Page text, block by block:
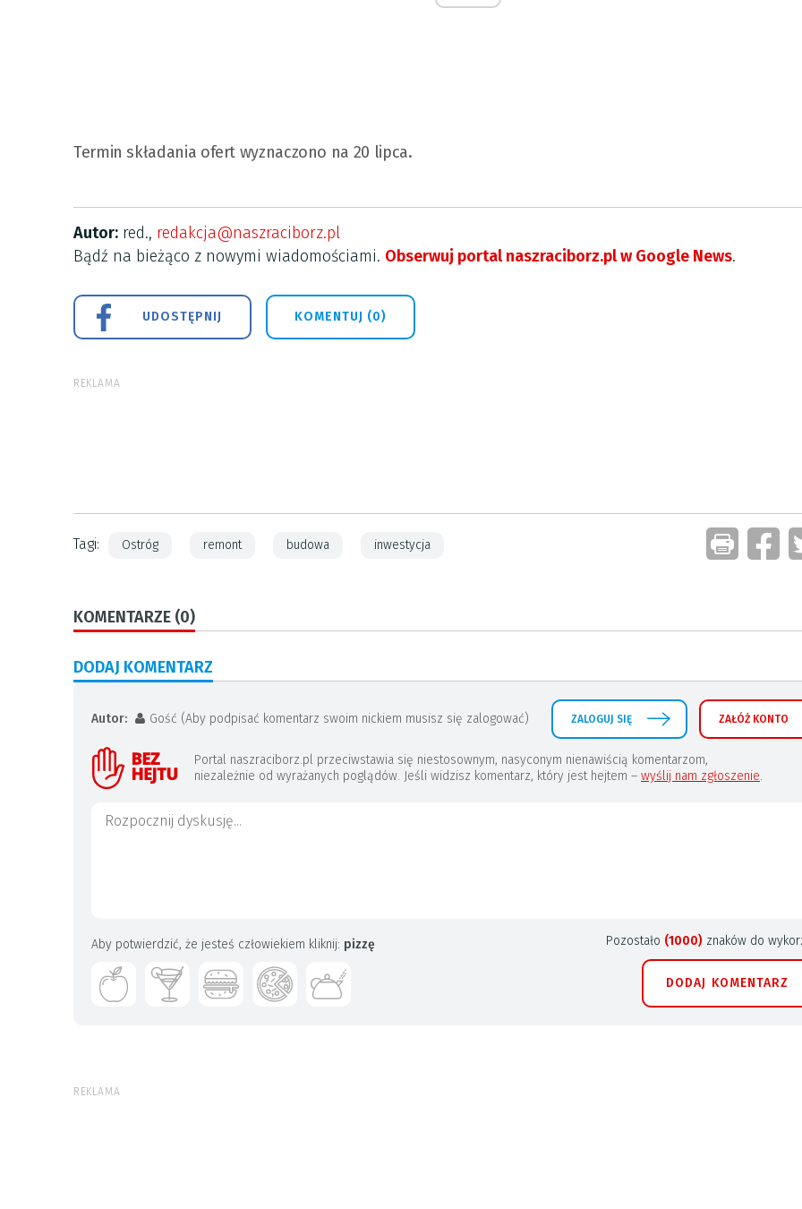
Termin składania ofert wyznaczono na 20 lipca.
Autor: red., redakcja@naszraciborz.pl
Bądź na bieżąco z nowymi wiadomościami. Obserwuj portal naszraciborz.pl w Google News.
UDOSTĘPNIJ KOMENTUJ (0)
REKLAMA
Tagi: Ostróg remont budowa inwestycja
KOMENTARZE (0)
DODAJ KOMENTARZ
Autor: Gość (Aby podpisać komentarz swoim nickiem musisz się zalogować) ZALOGUJ SIĘ ZAŁÓŻ KONTO
Portal naszraciborz.pl przeciwstawia się niestosownym, nasyconym nienawiścią komentarzom,
niezależnie od wyrażanych poglądów. Jeśli widzisz komentarz, który jest hejtem – wyślij nam zgłoszenie.
Pozostało (1000) znaków do
DODAJ KOMENTARZ
Aby potwierdzić, że jesteś człowiekiem kliknij: pizzę
REKLAMA